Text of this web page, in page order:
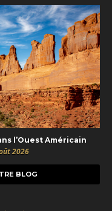
l’Ouest Américain
2026
BLOG